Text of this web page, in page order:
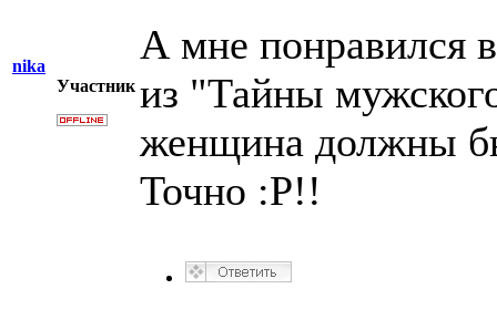
nika
Участник
А мне понравился
из "Тайны
женщина должны
Точно :P!!